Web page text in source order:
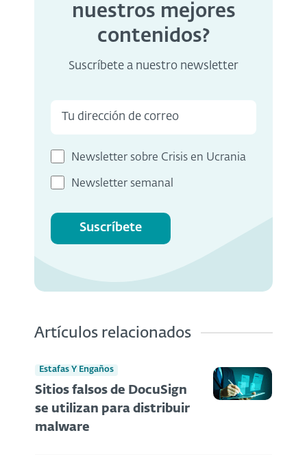
nuestros mejores
contenidos?
Suscríbete a nuestro newsletter
Newsletter sobre Crisis en Ucrania
Newsletter semanal
Suscríbete
Artículos relacionados
Estafas Y Engaños
Sitios falsos de DocuSign
se utilizan para distribuir
malware